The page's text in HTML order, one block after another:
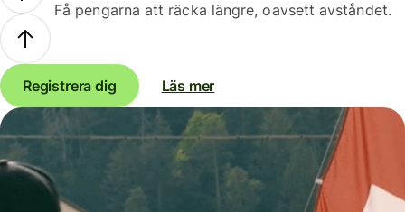
Få pengarna att räcka längre, oavsett avståndet.
Registrera dig Läs mer